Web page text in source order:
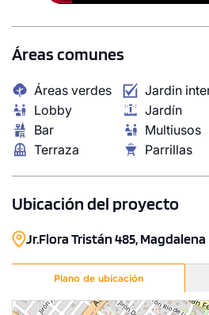
102.52 m²
Áreas comunes
Áreas verdes
Jardin
Lobby
Jardín
Bar
Multiusos
Terraza
Parrillas
Ubicación del proyecto
Jr.Flora Tristán 485, Magdalena
Plano de ubicación